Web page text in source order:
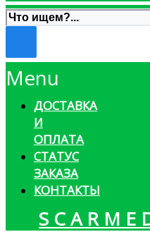
Menu
ДОСТАВКА
И
ОПЛАТА
СТАТУС
ЗАКАЗА
КОНТАКТЫ
S C A R M E